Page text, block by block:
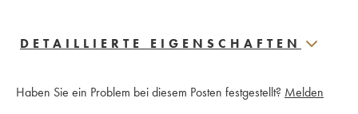
DETAILLIERTE EIGENSCHAFTEN
Haben Sie ein Problem bei diesem Posten festgestellt? Melden